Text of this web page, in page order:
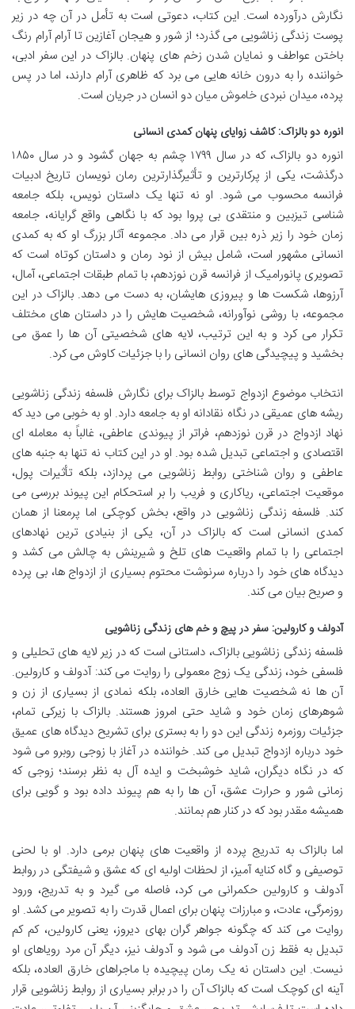
نگارش درآورده است. این کتاب، دعوتی است به تأمل در آن چه در زیر
پوست زندگی زناشویی می گذرد؛ از شور و هیجان آغازین تا آرام آرام رنگ
باختن عواطف و نمایان شدن زخم های پنهان. بالزاک در این سفر ادبی،
خواننده را به درون خانه هایی می برد که ظاهری آرام دارند، اما در پس
پرده، میدان نبردی خاموش میان دو انسان در جریان است.
انوره دو بالزاک: کاشف زوایای پنهان کمدی انسانی
انوره دو بالزاک، که در سال ۱۷۹۹ چشم به جهان گشود و در سال ۱۸۵۰
درگذشت، یکی از پرکارترین و تأثیرگذارترین رمان نویسان تاریخ ادبیات
فرانسه محسوب می شود. او نه تنها یک داستان نویس، بلکه جامعه
شناسی تیزبین و منتقدی بی پروا بود که با نگاهی واقع گرایانه، جامعه
زمان خود را زیر ذره بین قرار می داد. مجموعه آثار بزرگ او که به کمدی
انسانی مشهور است، شامل بیش از نود رمان و داستان کوتاه است که
تصویری پانورامیک از فرانسه قرن نوزدهم، با تمام طبقات اجتماعی، آمال،
آرزوها، شکست ها و پیروزی هایشان، به دست می دهد. بالزاک در این
مجموعه، با روشی نوآورانه، شخصیت هایش را در داستان های مختلف
تکرار می کرد و به این ترتیب، لایه های شخصیتی آن ها را عمق می
بخشید و پیچیدگی های روان انسانی را با جزئیات کاوش می کرد.
انتخاب موضوع ازدواج توسط بالزاک برای نگارش فلسفه زندگی زناشویی
ریشه های عمیقی در نگاه نقادانه او به جامعه دارد. او به خوبی می دید که
نهاد ازدواج در قرن نوزدهم، فراتر از پیوندی عاطفی، غالباً به معامله ای
اقتصادی و اجتماعی تبدیل شده بود. او در این کتاب نه تنها به جنبه های
عاطفی و روان شناختی روابط زناشویی می پردازد، بلکه تأثیرات پول،
موقعیت اجتماعی، ریاکاری و فریب را بر استحکام این پیوند بررسی می
کند. فلسفه زندگی زناشویی در واقع، بخش کوچکی اما پرمعنا از همان
کمدی انسانی است که بالزاک در آن، یکی از بنیادی ترین نهادهای
اجتماعی را با تمام واقعیت های تلخ و شیرینش به چالش می کشد و
دیدگاه های خود را درباره سرنوشت محتوم بسیاری از ازدواج ها، بی پرده
و صریح بیان می کند.
آدولف و کارولین: سفر در پیچ و خم های زندگی زناشویی
فلسفه زندگی زناشویی بالزاک، داستانی است که در زیر لایه های تحلیلی و
فلسفی خود، زندگی یک زوج معمولی را روایت می کند: آدولف و کارولین.
آن ها نه شخصیت هایی خارق العاده، بلکه نمادی از بسیاری از زن و
شوهرهای زمان خود و شاید حتی امروز هستند. بالزاک با زیرکی تمام،
جزئیات روزمره زندگی این دو را به بستری برای تشریح دیدگاه های عمیق
خود درباره ازدواج تبدیل می کند. خواننده در آغاز با زوجی روبرو می شود
که در نگاه دیگران، شاید خوشبخت و ایده آل به نظر برسند؛ زوجی که
زمانی شور و حرارت عشق، آن ها را به هم پیوند داده بود و گویی برای
همیشه مقدر بود که در کنار هم بمانند.
اما بالزاک به تدریج پرده از واقعیت های پنهان برمی دارد. او با لحنی
توصیفی و گاه کنایه آمیز، از لحظات اولیه ای که عشق و شیفتگی در روابط
آدولف و کارولین حکمرانی می کرد، فاصله می گیرد و به تدریج، ورود
روزمرگی، عادت، و مبارزات پنهان برای اعمال قدرت را به تصویر می کشد. او
روایت می کند که چگونه جواهر گران بهای دیروز، یعنی کارولین، کم کم
تبدیل به فقط زن آدولف می شود و آدولف نیز، دیگر آن مرد رویاهای او
نیست. این داستان نه یک رمان پیچیده با ماجراهای خارق العاده، بلکه
آینه ای کوچک است که بالزاک آن را در برابر بسیاری از روابط زناشویی قرار